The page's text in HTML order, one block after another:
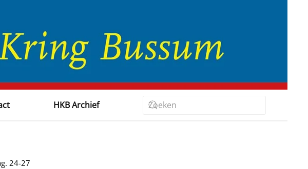
HKB Archief
24-27